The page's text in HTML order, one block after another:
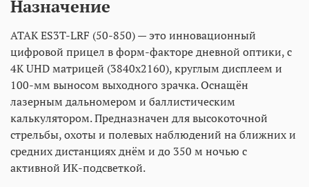
Назначение
ATAK ES3T-LRF (50-850) — это инновационный
цифровой прицел в форм-факторе дневной оптики, с
4К UHD матрицей (3840x2160), круглым дисплеем и
100-мм выносом выходного зрачка. Оснащён
лазерным дальномером и баллистическим
калькулятором. Предназначен для высокоточной
стрельбы, охоты и полевых наблюдений на ближних и
средних дистанциях днём и до 350 м ночью с
активной ИК-подсветкой.